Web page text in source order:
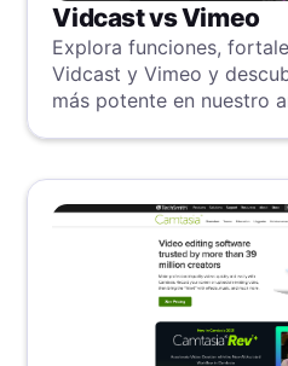
Vidcast vs Vimeo
Explora funciones,
Vidcast y Vimeo y
más potente en nuestro